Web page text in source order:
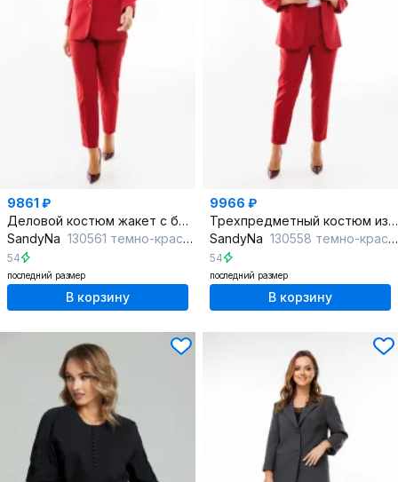
9861 ₽
Деловой костюм жакет с брюками зауженными к низу в красном цвете
SandyNa 130561 темно-красный
54
последний размер
В корзину
9966 ₽
Трехпредметный костюм из текстиля с жакетом и топом
SandyNa 130558 темно-красный
54
последний размер
В корзину